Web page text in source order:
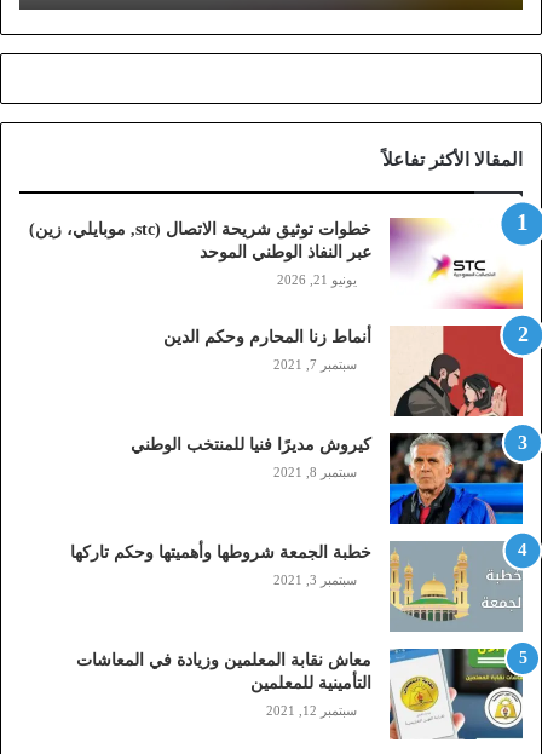
ش
ر
ل
ا
ت
ص
ل
(
s
,
م
و
ب
ا
ي
ل
ي
ز
ي
ن
)
المقالا الأكثر تفاعلاً
خطوات توثيق شريحة الاتصال (stc, موبايلي، زين)
عبر النفاذ الوطني الموحد
يونيو 21, 2026
أنماط زنا المحارم وحكم الدين
سبتمبر 7, 2021
كيروش مديرًا فنيا للمنتخب الوطني
سبتمبر 8, 2021
خطبة الجمعة شروطها وأهميتها وحكم تاركها
سبتمبر 3, 2021
معاش نقابة المعلمين وزيادة في المعاشات
التأمينية للمعلمين
سبتمبر 12, 2021